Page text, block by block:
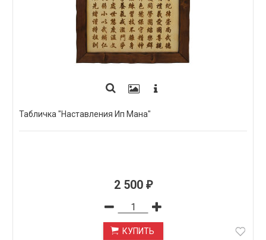
Табличка "Наставления Ип Мана"
2 500 ₽
КУПИТЬ